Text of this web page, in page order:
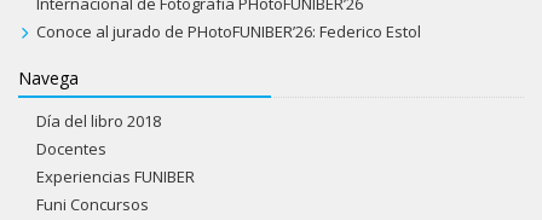
Conoce al jurado de PHotoFUNIBER’26: Federico Estol
Navega
Día del libro 2018
Docentes
Experiencias FUNIBER
Funi Concursos